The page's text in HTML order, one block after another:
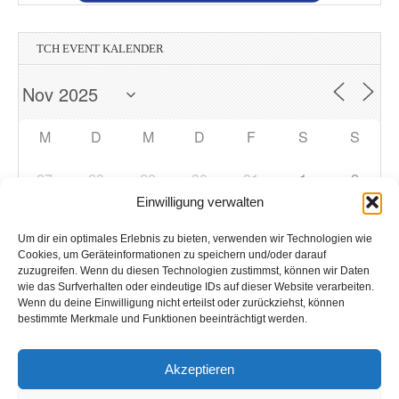
Einwilligung verwalten
Um dir ein optimales Erlebnis zu bieten, verwenden wir Technologien wie
Cookies, um Geräteinformationen zu speichern und/oder darauf
zuzugreifen. Wenn du diesen Technologien zustimmst, können wir Daten
wie das Surfverhalten oder eindeutige IDs auf dieser Website verarbeiten.
Wenn du deine Einwilligung nicht erteilst oder zurückziehst, können
bestimmte Merkmale und Funktionen beeinträchtigt werden.
Akzeptieren
TCH EVENT KALENDER
M D M D F S S
27 28 29 30 31 1 2
3 7 8
10 11 12 13 14 15 16
24 25 26 27 28 29 30